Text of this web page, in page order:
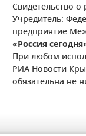
Свидетельство
Учредитель:
предприятие
«Россия
При любом
РИА Новости
обязательна не